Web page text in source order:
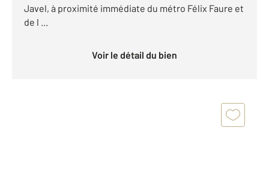
Javel, à proximité immédiate du métro Félix Faure et
de l ...
Voir le détail du bien